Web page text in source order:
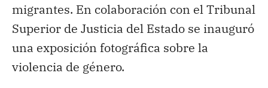
migrantes. En colaboración con el Tribunal
Superior de Justicia del Estado se inauguró
una exposición fotográfica sobre la
violencia de género.